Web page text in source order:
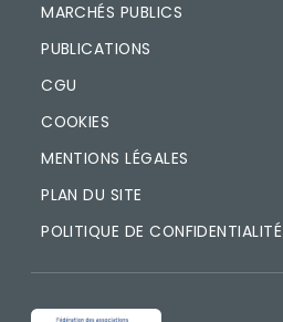
MARCHÉS PUBLICS
PUBLICATIONS
CGU
COOKIES
MENTIONS LÉGALES
PLAN DU SITE
POLITIQUE DE CONFIDENTIALITÉ